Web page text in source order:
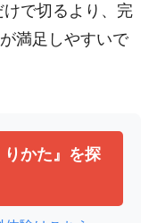
で切るより、完
満足しやすいで
かた』を探